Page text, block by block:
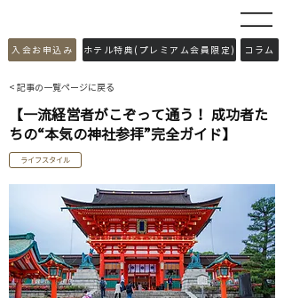
​入会お申込み ホテル特典(プレミアム会員限定) コラム
< 記事の一覧ページに戻る
【一流経営者がこぞって通う！ 成功者た
ちの“本気の神社参拝”完全ガイド】
ライフスタイル